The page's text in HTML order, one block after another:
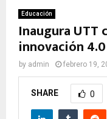
Educación
Inaugura UTT
innovación
by admin febrero 19,
SHARE 0